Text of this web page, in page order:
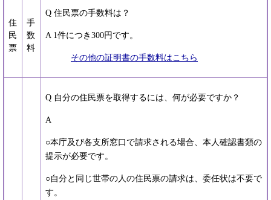
住
民
票
手
数
料
Q 住民票の手数料は？
A 1件につき300円です。
その他の証明書の手数料はこちら
Q 自分の住民票を取得するには、何が必要ですか？
A
○本庁及び各支所窓口で請求される場合、本人確認書類の
提示が必要です。
○自分と同じ世帯の人の住民票の請求は、委任状は不要で
す。